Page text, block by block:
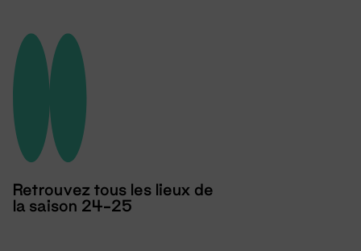
Retrouvez tous les lieux de
la saison 24-25